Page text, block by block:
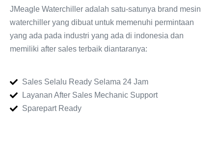
JMeagle Waterchiller adalah satu-satunya brand mesin
waterchiller yang dibuat untuk memenuhi permintaan
yang ada pada industri yang ada di indonesia dan
memiliki after sales terbaik diantaranya:
Sales Selalu Ready Selama 24 Jam
Layanan After Sales Mechanic Support
Sparepart Ready